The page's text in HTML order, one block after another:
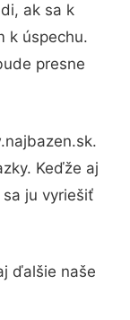
ak sa k
k úspechu.
presne
Keďže aj
ju vyriešiť
ďalšie naše